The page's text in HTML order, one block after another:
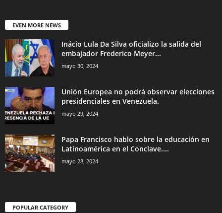
EVEN MORE NEWS
Inácio Lula Da Silva oficializo la salida del
embajador Frederico Meyer...
mayo 30, 2024
Unión Europea no podrá observar elecciones
presidenciales en Venezuela.
mayo 29, 2024
Papa Francisco hablo sobre la educación en
Latinoamérica en el Conclave....
mayo 28, 2024
POPULAR CATEGORY